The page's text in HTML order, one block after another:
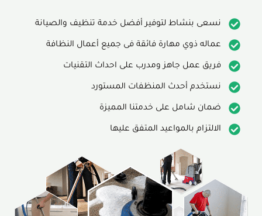
نسعى بنشاط لتوفير أفضل خدمة تنظيف والصيانة
عماله ذوي مهارة فائقة فى جميع أعمال النظافة
فريق عمل جاهز ومدرب على احداث التقنيات
نستخدم أحدث المنظفات المستورد
ضمان شامل على خدمتنا المميزة
الالتزام بالمواعيد المتفق عليها